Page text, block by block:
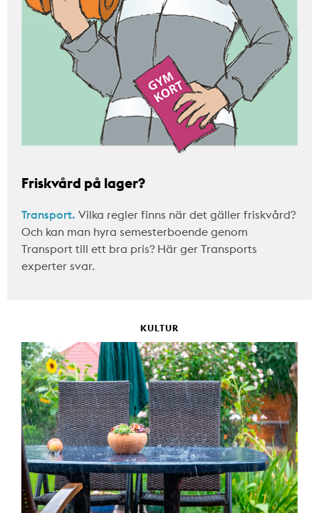
Friskvård på lager?
Transport. Vilka regler finns när det gäller friskvård?
Och kan man hyra semesterboende genom
Transport till ett bra pris? Här ger Transports
experter svar.
KULTUR